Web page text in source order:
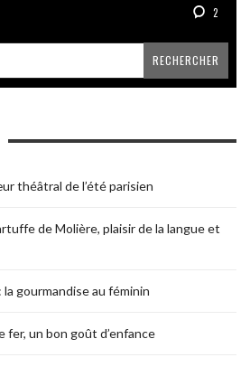
2
théâtral de l’été parisien
de Molière, plaisir de la langue et
gourmandise au féminin
fer, un bon goût d’enfance